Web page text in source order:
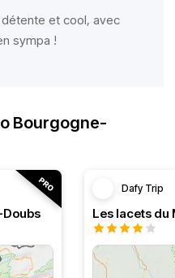
et cool, avec
sympa !
Bourgogne-
Dafy Trip
Les lacets du